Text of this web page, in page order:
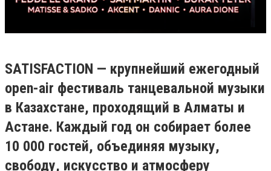
SATISFACTION — крупнейший ежегодный
open-air фестиваль танцевальной музыки
в Казахстане, проходящий в Алматы и
Астане. Каждый год он собирает более
10 000 гостей, объединяя музыку,
свободу, искусство и атмосферу